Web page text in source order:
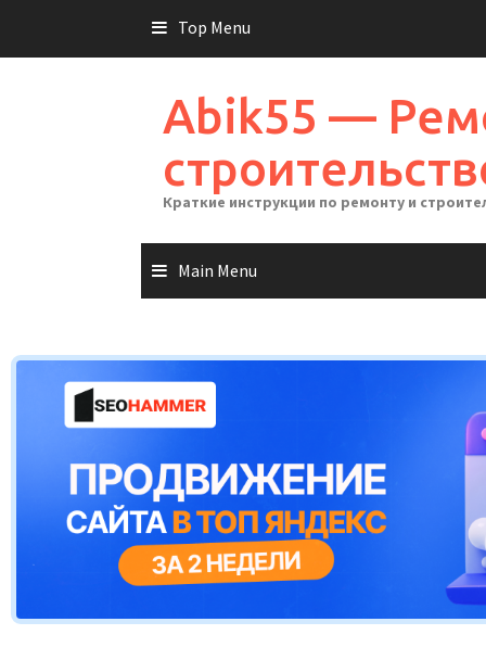
Top Menu
Abik55 —
Краткие инструкции по ремонту и
Main Menu